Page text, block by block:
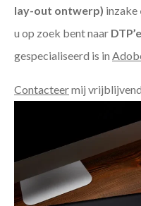
lay-out ontwerp) inzake
u op zoek bent naar
gespecialiseerd is in
Contacteermij